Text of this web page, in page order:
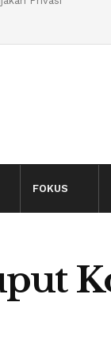
FOKUS